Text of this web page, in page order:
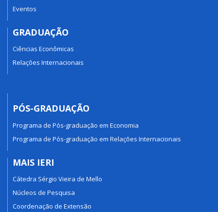
Eventos
GRADUAÇÃO
Ciências Econômicas
Relações Internacionais
PÓS-GRADUAÇÃO
Programa de Pós-graduação em Economia
Programa de Pós-graduação em Relações Internacionais
MAIS IERI
Cátedra Sérgio Vieira de Mello
Núcleos de Pesquisa
Coordenação de Extensão